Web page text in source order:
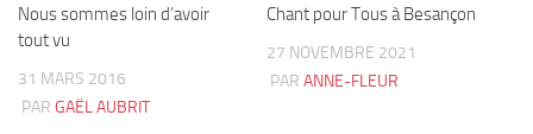
Nous sommes loin d’avoir
tout vu
31 MARS 2016
PAR GAËL AUBRIT
Chant pour Tous à Besançon
27 NOVEMBRE 2021
PAR ANNE-FLEUR